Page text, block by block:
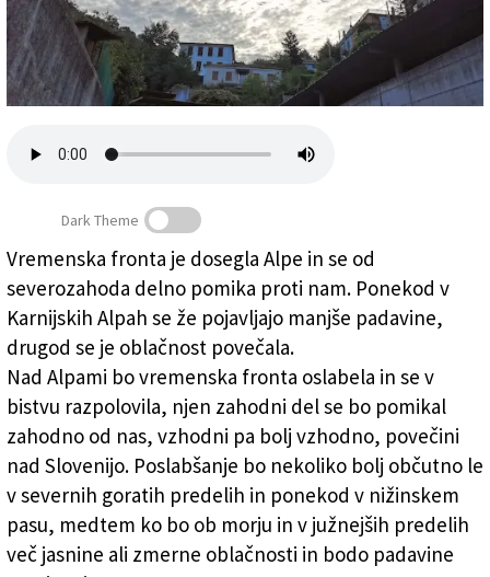
Uredništvo
Oglasi
Založnik
Vremenska fronta bo nad Alpami oslabela
Dark Theme
Vremenska fronta je dosegla Alpe in se od
severozahoda delno pomika proti nam. Ponekod v
Karnijskih Alpah se že pojavljajo manjše padavine,
drugod se je oblačnost povečala.
Nad Alpami bo vremenska fronta oslabela in se v
bistvu razpolovila, njen zahodni del se bo pomikal
zahodno od nas, vzhodni pa bolj vzhodno, povečini
nad Slovenijo. Poslabšanje bo nekoliko bolj občutno le
v severnih goratih predelih in ponekod v nižinskem
pasu, medtem ko bo ob morju in v južnejših predelih
več jasnine ali zmerne oblačnosti in bodo padavine